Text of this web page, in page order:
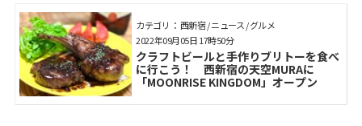
カテゴリ： 西新宿 / ニュース / グルメ
クラフトビールと手作りブリトーを食べ
に行こう！ 西新宿の天空MURAに
「MOONRISE KINGDOM」オープン
2022年09月05日 17時50分